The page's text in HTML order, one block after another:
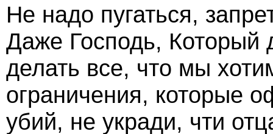
Не надо пугаться,
Даже Господь, Который
делать все, что мы
ограничения, которые
убий, не укради, чти